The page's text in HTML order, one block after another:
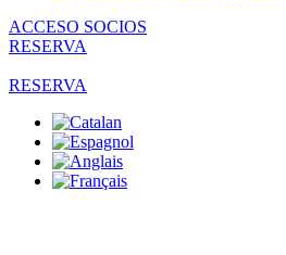
ACCESO SOCIOS
RESERVA
RESERVA